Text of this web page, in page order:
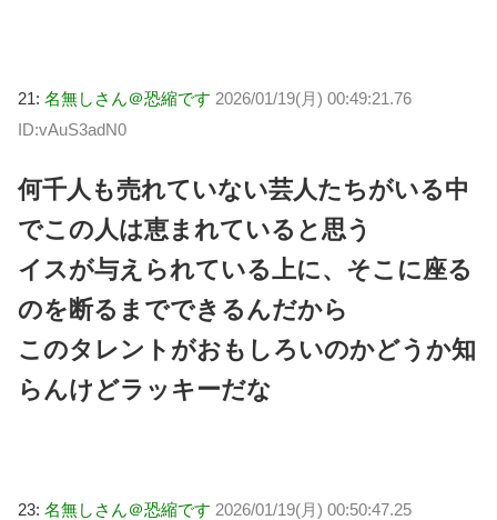
21: 名無しさん＠恐縮です 2026/01/19(月) 00:49:21.76
ID:vAuS3adN0
何千人も売れていない芸人たちがいる中
でこの人は恵まれていると思う
イスが与えられている上に、そこに座る
のを断るまでできるんだから
このタレントがおもしろいのかどうか知
らんけどラッキーだな
23: 名無しさん＠恐縮です 2026/01/19(月) 00:50:47.25